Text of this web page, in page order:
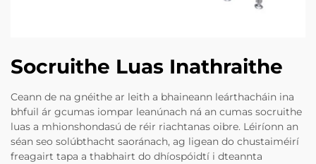
Socruithe Luas Inathraithe
Ceann de na gnéithe ar leith a bhaineann leárthacháin ina
bhfuil ár gcumas iompar leanúnach ná an cumas socruithe
luas a mhionshondasú de réir riachtanas oibre. Léiríonn an
séan seo solúbthacht saoránach, ag ligean do chustaiméirí
freagairt tapa a thabhairt do dhíospóidtí i dteannta